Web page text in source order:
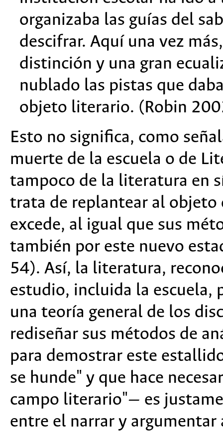
organizaba las guías del
descifrar. Aquí una vez
distinción y una gran
nublado las pistas que
objeto literario. (Robin
Esto no significa, como
muerte de la escuela o de
tampoco de la literatura en
trata de replantear al
excede, al igual que sus
también por este nuevo
54). Así, la literatura,
estudio, incluida la escuela,
una teoría general de los
rediseñar sus métodos de
para demostrar este
se hunde" y que hace
campo literario"— es
entre el narrar y